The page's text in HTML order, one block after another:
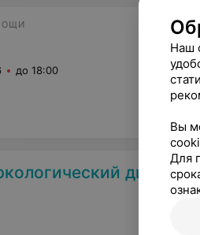
до 18:00
Наш
Вы
Для